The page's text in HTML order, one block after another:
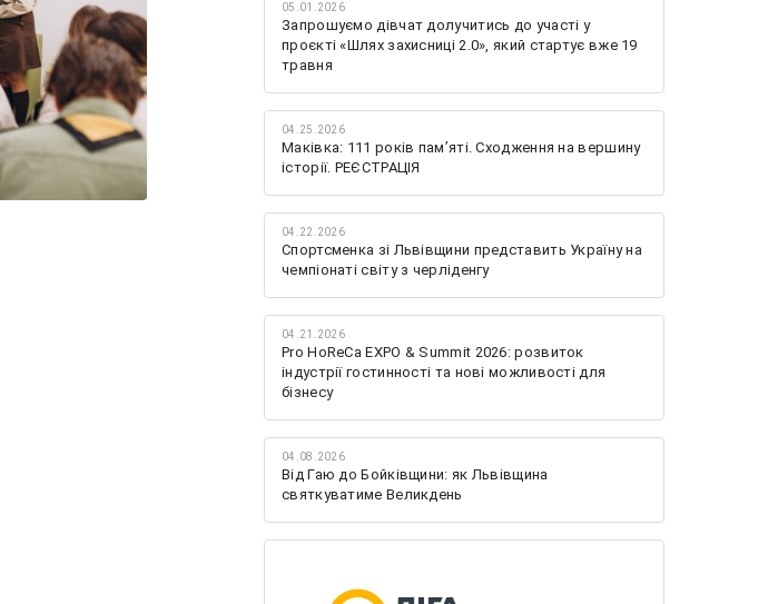
05.01.2026
Запрошуємо дівчат долучитись до участі у
проєкті «Шлях захисниці 2.0», який стартує вже 19
травня
04.25.2026
Маківка: 111 років пам’яті. Сходження на вершину
історії. РЕЄСТРАЦІЯ
04.22.2026
Спортсменка зі Львівщини представить Україну на
чемпіонаті світу з черліденгу
04.21.2026
Pro HoReCa EXPO & Summit 2026: розвиток
індустрії гостинності та нові можливості для
бізнесу
04.08.2026
Від Гаю до Бойківщини: як Львівщина
святкуватиме Великдень